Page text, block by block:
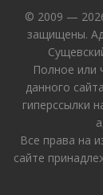
© 2009 —
защищены.
Полное или
данного
гиперссылки
Все права на
сайте